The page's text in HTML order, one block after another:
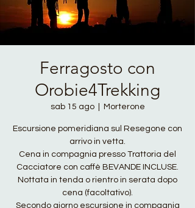
Ferragosto con
Orobie4Trekking
sab 15 ago
  |
Morterone
Escursione pomeridiana sul Resegone con
arrivo in vetta.
Cena in compagnia presso Trattoria del
Cacciatore con caffè BEVANDE INCLUSE.
Nottata in tenda o rientro in serata dopo
cena (facoltativo).
Secondo giorno escursione in compagnia